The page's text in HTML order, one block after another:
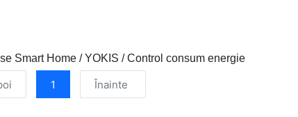
Smart Home / YOKIS / Control consum energie
1 Înainte